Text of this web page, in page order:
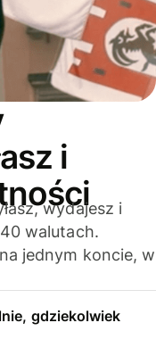
i
wydajesz i
walutach.
jednym koncie, w
gdziekolwiek